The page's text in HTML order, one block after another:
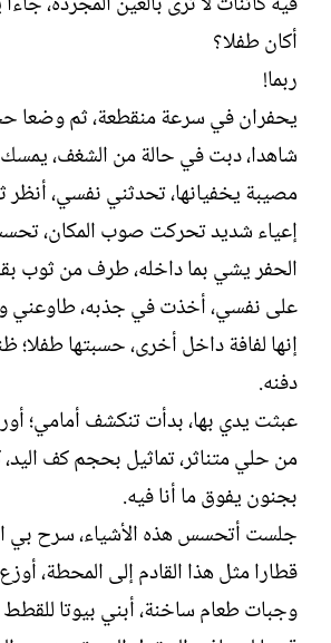
أكان طفلا؟
ربما!
يحفران في سرعة منقطعة، ثم وضعا
شاهدا، دبت في حالة من الشغف، يمسك
مصيبة يخفيانها، تحدثني نفسي، أنظر
إعياء شديد تحركت صوب المكان،
الحفر يشي بما داخله، طرف من ثوب
على نفسي، أخذت في جذبه، طاوعني
إنها لفافة داخل أخرى، حسبتها طفلا؛
دفنه.
عبثت يدي بها، بدأت تنكشف أمامي؛
من حلي متناثر، تماثيل بحجم كف
بجنون يفوق ما أنا فيه.
جلست أتحسس هذه الأشياء، سرح بي
قطارا مثل هذا القادم إلى المحطة،
وجبات طعام ساخنة، أبني بيوتا للقطط